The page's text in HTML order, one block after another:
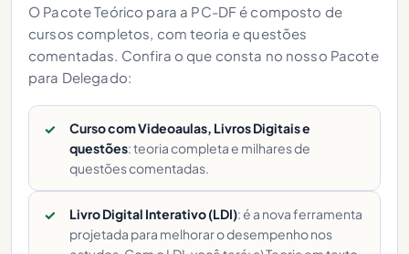
O Pacote Teórico para a PC-DF é composto de
cursos completos, com teoria e questões
comentadas. Confira o que consta no nosso Pacote
para Delegado:
Curso com Videoaulas, Livros Digitais e
questões: teoria completa e milhares de
questões comentadas.
Livro Digital Interativo (LDI): é a nova ferramenta
projetada para melhorar o desempenho nos